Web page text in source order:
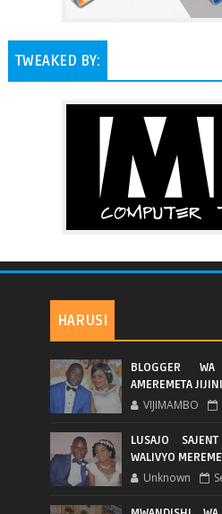
TWEAKED BY:
HARUSI
BLOGGER
AMEREMETA
VIJIMAMBO
LUSAJO
WALIVYO
Unknown